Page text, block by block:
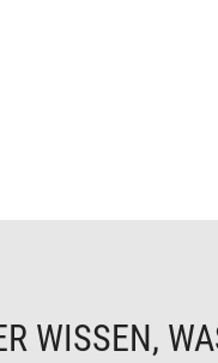
WISSEN,